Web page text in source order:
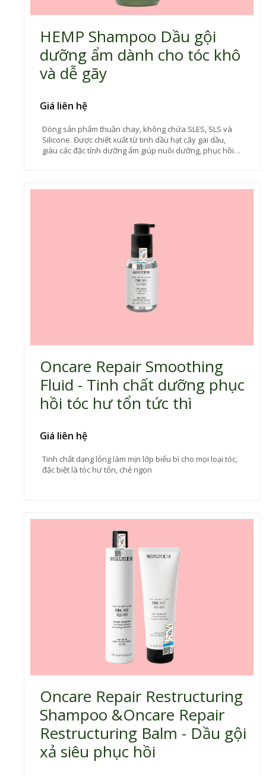
HEMP Shampoo Dầu gội
dưỡng ẩm dành cho tóc khô
và dễ gãy
Giá liên hệ
Dòng sản phẩm thuần chay, không chứa SLES, SLS và
Silicone. Được chiết xuất từ tinh dầu hạt cây gai dầu,
giàu các đặc tính dưỡng ẩm giúp nuôi dưỡng, phục hồi
Oncare Repair Smoothing
Fluid - Tinh chất dưỡng phục
hồi tóc hư tổn tức thì
Giá liên hệ
Tinh chất dạng lỏng làm mịn lớp biểu bì cho mọi loại tóc,
đặc biệt là tóc hư tổn, chẻ ngọn
Oncare Repair Restructuring
Shampoo &Oncare Repair
Restructuring Balm - Dầu gội
xả siêu phục hồi